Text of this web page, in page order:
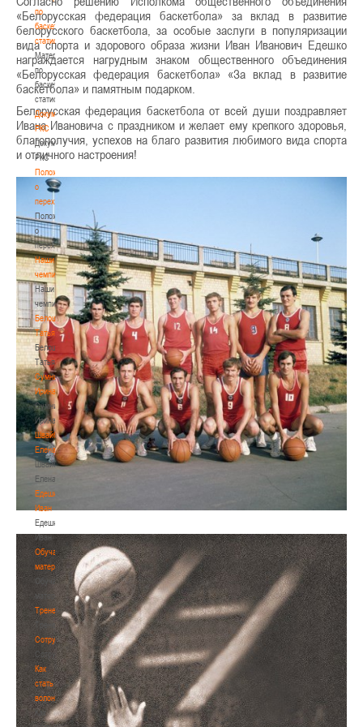
по
баскетбольной
статистике
Материалы
по
баскетбольной
статистике
Документы
РКС
Документы
РКС
Положение
о
переходах
Положение
о
переходах
Наши
чемпионы
Наши
чемпионы
Белошапко
Татьяна
Белошапко
Татьяна
Сумникова
Ирина
Сумникова
Ирина
Швайбович
Елена
Швайбович
Елена
Едешко
Иван
Едешко
Иван
Обучающие
материалы
Обучающие
материалы
Тренерам
Тренерам
Сотрудничество
Сотрудничество
Как
стать
волонтером
Как
«Белорусская федерация баскетбола» за вклад в развитие
белорусского баскетбола, за особые заслуги в популяризации
вида спорта и здорового образа жизни Иван Иванович Едешко
награждается нагрудным знаком общественного объединения
«Белорусская федерация баскетбола» «За вклад в развитие
баскетбола» и памятным подарком.
Белорусская федерация баскетбола от всей души поздравляет
Ивана Ивановича с праздником и желает ему крепкого здоровья,
благополучия, успехов на благо развития любимого вида спорта
и отличного настроения!